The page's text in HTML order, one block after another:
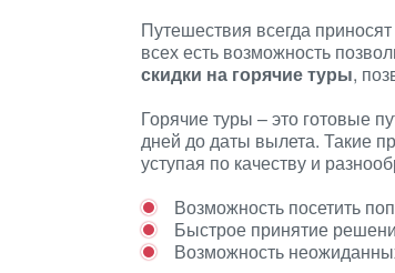
Путешествия всегда
всех есть возможность
скидки на горячие туры,
Горячие туры – это готовые
дней до даты вылета. Такие
уступая по качеству и
Возможность посетить
Быстрое принятие
Возможность